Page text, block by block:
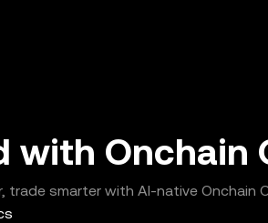
with Onchain
trade smarter with AI-native Onchain